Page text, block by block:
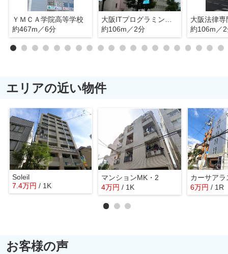
ＹＭＣＡ学院高等学校
約467m／6分
約106m／2分
約106m／
エリアの近い物件
Soleil
7.4万円 / 1K
マンションMK・2
4万円 / 1K
カーサアラ
6万円 / 1R
お客様の声